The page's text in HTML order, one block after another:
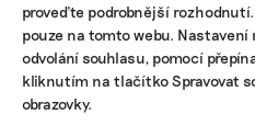
proveďte podrobnější
pouze na tomto webu.
odvolání souhlasu, pomocí
kliknutím na tlačítko Spravovat
obrazovky.
Udržitelnost,
Festival Týká
Hradišti